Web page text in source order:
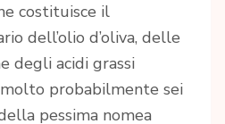
costituisce il
dell’olio d’oliva, delle
degli acidi grassi
molto probabilmente sei
pessima nomea